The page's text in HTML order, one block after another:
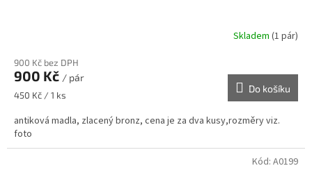
Skladem (1 pár)
900 Kč bez DPH
900 Kč / pár
Měrná
450 Kč / 1 ks
Do košíku
antiková madla, zlacený bronz, cena je za dva kusy,rozměry viz.
foto
Kód: A0199